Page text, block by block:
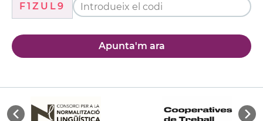
F1ZUL9
Apunta'm ara